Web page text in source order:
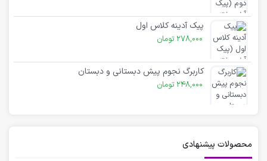
پیک آدینه کلاس اول
278,000 تومان
کاربرگ نجوم پیش دبستانی و دبستان
248,000 تومان
محصولات پیشنهادی